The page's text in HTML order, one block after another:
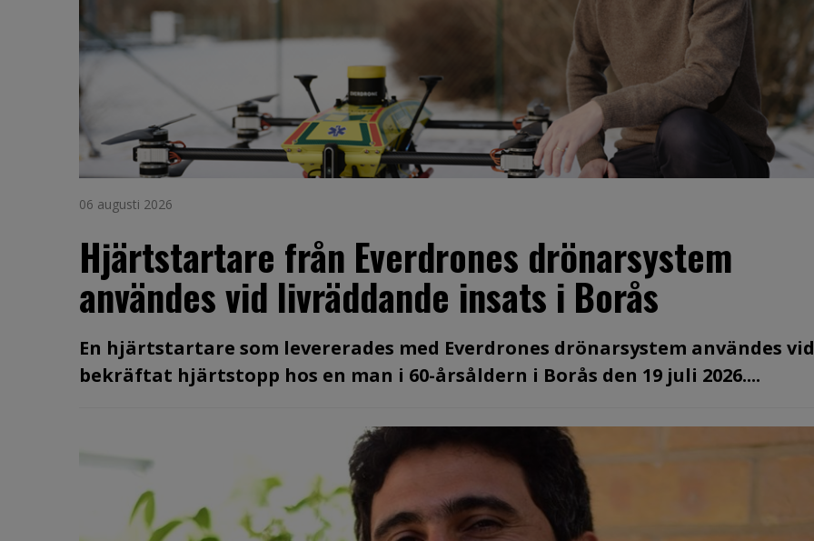
06 augusti 2026
Hjärtstartare från Everdrones drönarsystem
användes vid livräddande insats i Borås
En hjärtstartare som levererades med Everdrones drönarsystem användes
bekräftat hjärtstopp hos en man i 60-årsåldern i Borås den 19 juli 2026....